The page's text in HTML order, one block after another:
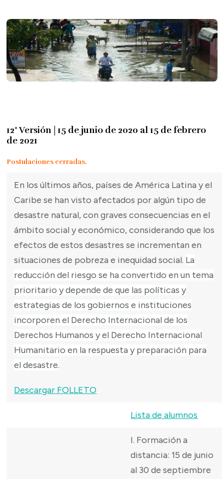
12° Versión | 15 de junio de 2020 al 15 de febrero
de 2021
Postulaciones cerradas.
En los últimos años, países de América Latina y el
Caribe se han visto afectados por algún tipo de
desastre natural, con graves consecuencias en el
ámbito social y económico, considerando que los
efectos de estos desastres se incrementan en
situaciones de pobreza e inequidad social. La
reducción del riesgo se ha convertido en un tema
prioritario y depende de que las políticas y
estrategias de los gobiernos e instituciones
incorporen el Derecho Internacional de los
Derechos Humanos y el Derecho Internacional
Humanitario en la respuesta y preparación para
el desastre.
Descargar FOLLETO
Lista de alumnos
I. Formación a
distancia: 15 de junio
al 30 de septiembre